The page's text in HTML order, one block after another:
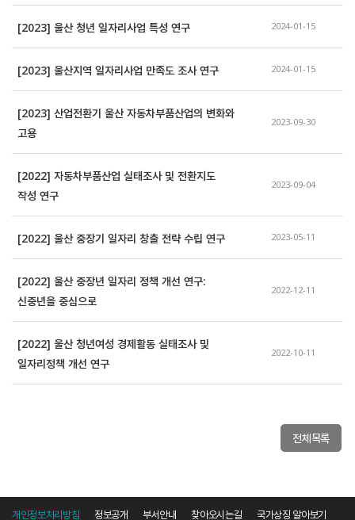
[2023] 울산 청년 일자리사업 특성 연구 2024-01-15
[2023] 울산지역 일자리사업 만족도 조사 연구 2024-01-15
[2023] 산업전환기 울산 자동차부품산업의 변화와
고용
2023-09-30
[2022] 자동차부품산업 실태조사 및 전환지도
작성 연구
2023-09-04
[2022] 울산 중장기 일자리 창출 전략 수립 연구 2023-05-11
[2022] 울산 중장년 일자리 정책 개선 연구:
신중년을 중심으로
2022-12-11
[2022] 울산 청년여성 경제활동 실태조사 및
일자리정책 개선 연구
2022-10-11
전체목록
개인정보처리방침 정보공개 부서안내 찾아오시는길 국가상징 알아보기